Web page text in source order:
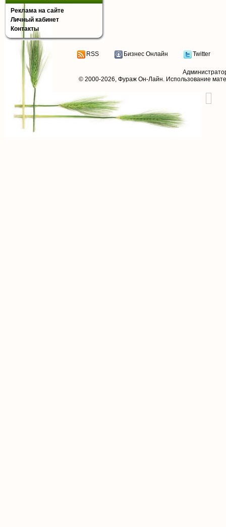
Реклама на сайте
Личный кабинет
Контакты
RSS Бизнес Онлайн Twitter
© 2000-2026, Фураж Он-Лайн. Использование